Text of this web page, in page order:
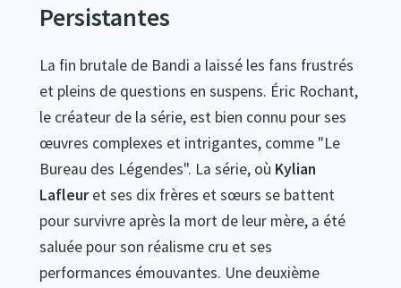
Persistantes
La fin brutale de Bandi a laissé les fans frustrés
et pleins de questions en suspens. Éric Rochant,
le créateur de la série, est bien connu pour ses
œuvres complexes et intrigantes, comme "Le
Bureau des Légendes". La série, où Kylian
Lafleuret ses dix frères et sœurs se battent
pour survivre après la mort de leur mère, a été
saluée pour son réalisme cru et ses
performances émouvantes. Une deuxième